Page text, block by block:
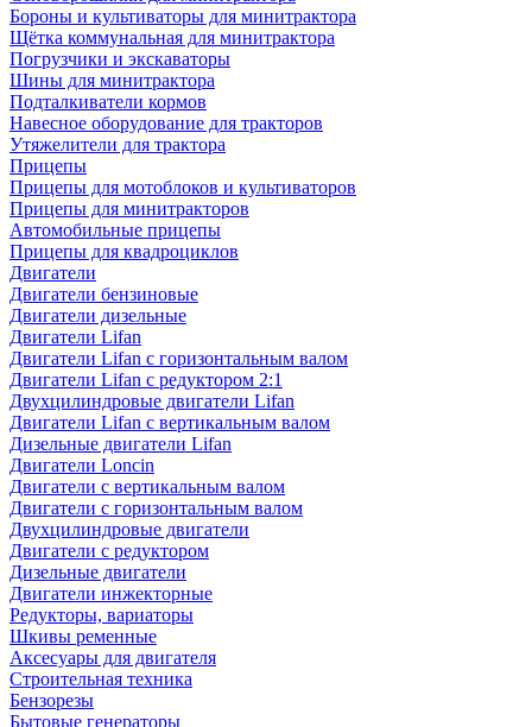
Бороны и культиваторы для минитрактора
Щётка коммунальная для минитрактора
Погрузчики и экскаваторы
Шины для минитрактора
Подталкиватели кормов
Навесное оборудование для тракторов
Утяжелители для трактора
Прицепы
Прицепы для мотоблоков и культиваторов
Прицепы для минитракторов
Автомобильные прицепы
Прицепы для квадроциклов
Двигатели
Двигатели бензиновые
Двигатели дизельные
Двигатели Lifan
Двигатели Lifan с горизонтальным валом
Двигатели Lifan с редуктором 2:1
Двухцилиндровые двигатели Lifan
Двигатели Lifan с вертикальным валом
Дизельные двигатели Lifan
Двигатели Loncin
Двигатели с вертикальным валом
Двигатели с горизонтальным валом
Двухцилиндровые двигатели
Двигатели с редуктором
Дизельные двигатели
Двигатели инжекторные
Редукторы, вариаторы
Шкивы ременные
Аксесуары для двигателя
Строительная техника
Бензорезы
Бытовые генераторы